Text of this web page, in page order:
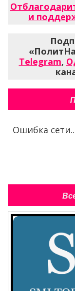
и
Telegram,
Ошибка